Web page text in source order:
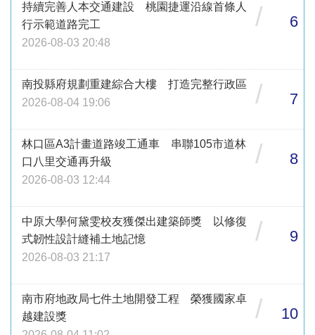
持續完善人本交通建設 桃園捷運沿線首條人
行示範道路完工
2026-08-03 20:48
/ 6
南投縣府規劃重建綜合大樓 打造完整行政區
2026-08-04 19:06
/ 7
林口區A3計畫道路竣工通車 串聯105市道林
口八里交通再升級
2026-08-03 12:44
/ 8
中原大學何黛雯校友獲傑出建築師獎 以修復
式韌性設計縫補土地記憶
2026-08-03 21:17
/ 9
南市府地政局七件土地開發工程 榮獲國家卓
越建設獎
/ 10